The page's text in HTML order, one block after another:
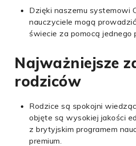
Dzięki naszemu systemowi
nauczyciele mogą
świecie za pomocą jednego
Najważniejsze
rodziców
Rodzice są spokojni
objęte są wysokiej jakości
z brytyjskim programem
premium.